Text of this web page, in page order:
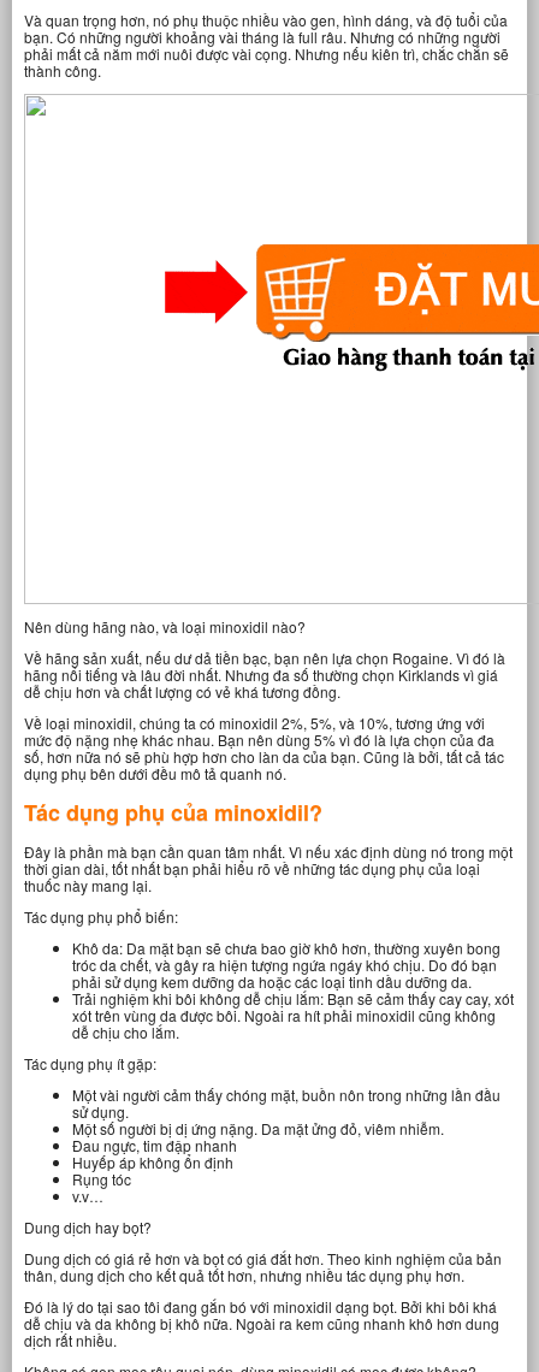
Và quan trọng hơn, nó phụ thuộc nhiều vào gen, hình dáng, và độ tuổi của
bạn. Có những người khoảng vài tháng là full râu. Nhưng có những người
phải mất cả năm mới nuôi được vài cọng. Nhưng nếu kiên trì, chắc chắn sẽ
thành công.
Nên dùng hãng nào, và loại minoxidil nào?
Về hãng sản xuất, nếu dư dả tiền bạc, bạn nên lựa chọn Rogaine. Vì đó là
hãng nổi tiếng và lâu đời nhất. Nhưng đa số thường chọn Kirklands vì giá
dễ chịu hơn và chất lượng có vẻ khá tương đồng.
Về loại minoxidil, chúng ta có minoxidil 2%, 5%, và 10%, tương ứng với
mức độ nặng nhẹ khác nhau. Bạn nên dùng 5% vì đó là lựa chọn của đa
số, hơn nữa nó sẽ phù hợp hơn cho làn da của bạn. Cũng là bởi, tất cả tác
dụng phụ bên dưới đều mô tả quanh nó.
Tác dụng phụ của minoxidil?
Đây là phần mà bạn cần quan tâm nhất. Vì nếu xác định dùng nó trong một
thời gian dài, tốt nhất bạn phải hiểu rõ về những tác dụng phụ của loại
thuốc này mang lại.
Tác dụng phụ phổ biến:
Khô da: Da mặt bạn sẽ chưa bao giờ khô hơn, thường xuyên bong
tróc da chết, và gây ra hiện tượng ngứa ngáy khó chịu. Do đó bạn
phải sử dụng kem dưỡng da hoặc các loại tinh dầu dưỡng da.
Trải nghiệm khi bôi không dễ chịu lắm: Bạn sẽ cảm thấy cay cay, xót
xót trên vùng da được bôi. Ngoài ra hít phải minoxidil cũng không
dễ chịu cho lắm.
Tác dụng phụ ít gặp:
Một vài người cảm thấy chóng mặt, buồn nôn trong những lần đầu
sử dụng.
Một số người bị dị ứng nặng. Da mặt ửng đỏ, viêm nhiễm.
Đau ngực, tim đập nhanh
Huyếp áp không ổn định
Rụng tóc
v.v…
Dung dịch hay bọt?
Dung dịch có giá rẻ hơn và bọt có giá đắt hơn. Theo kinh nghiệm của bản
thân, dung dịch cho kết quả tốt hơn, nhưng nhiều tác dụng phụ hơn.
Đó là lý do tại sao tôi đang gắn bó với minoxidil dạng bọt. Bởi khi bôi khá
dễ chịu và da không bị khô nữa. Ngoài ra kem cũng nhanh khô hơn dung
dịch rất nhiều.